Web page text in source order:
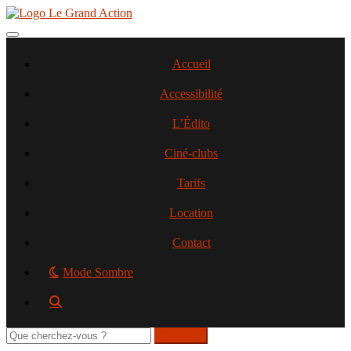
Aller
contenu
Toggle navigation
Accueil
Accessibilité
L’Édito
Ciné-clubs
Tarifs
Location
Contact
Mode Sombre
Rechercher
sur